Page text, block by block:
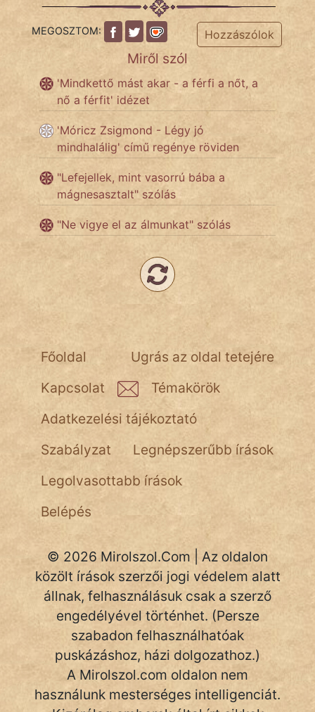
fantom
Jób Gedeon
Láron Ádám
mikkamakka
vörös ördög
nagyöreg
pszichopati
szegény legény
Hoffer Botond
szemfüles
MEGOSZTOM: Hozzászólok
Miről szól
'Mindkettő mást akar - a férfi a nőt, a
nő a férfit' idézet
'Móricz Zsigmond - Légy jó
mindhalálig' című regénye röviden
"Lefejellek, mint vasorrú bába a
mágnesasztalt" szólás
"Ne vigye el az álmunkat" szólás
Ugrás az oldal tetejére
Főoldal
Kapcsolat
Témakörök
Adatkezelési tájékoztató
Szabályzat
Legnépszerűbb írások
Legolvasottabb írások
Belépés
© 2026 Mirolszol.Com | Az oldalon
közölt írások szerzői jogi védelem alatt
állnak, felhasználásuk csak a szerző
engedélyével történhet. (Persze
szabadon felhasználhatóak
puskázáshoz, házi dolgozathoz.)
A Mirolszol.com oldalon nem
használunk mesterséges intelligenciát.